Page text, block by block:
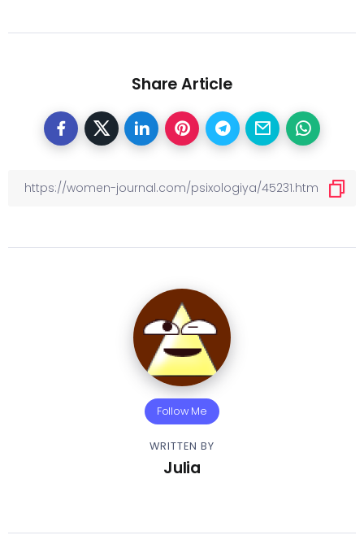
Share Article
Follow Me
WRITTEN BY
Julia